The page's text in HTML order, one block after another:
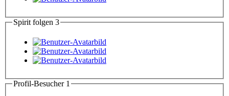
Spirit folgen 3
Profil-Besucher 1